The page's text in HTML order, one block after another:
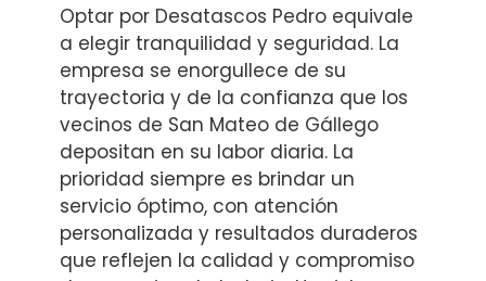
Optar por Desatascos Pedro equivale
a elegir tranquilidad y seguridad. La
empresa se enorgullece de su
trayectoria y de la confianza que los
vecinos de San Mateo de Gállego
depositan en su labor diaria. La
prioridad siempre es brindar un
servicio óptimo, con atención
personalizada y resultados duraderos
que reflejen la calidad y compromiso